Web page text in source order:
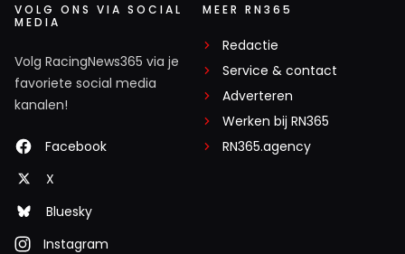
VOLG ONS VIA SOCIAL
MEDIA
Volg RacingNews365 via je
favoriete social media
kanalen!
Facebook
X
Bluesky
Instagram
MEER RN365
Redactie
Service & contact
Adverteren
Werken bij RN365
RN365.agency